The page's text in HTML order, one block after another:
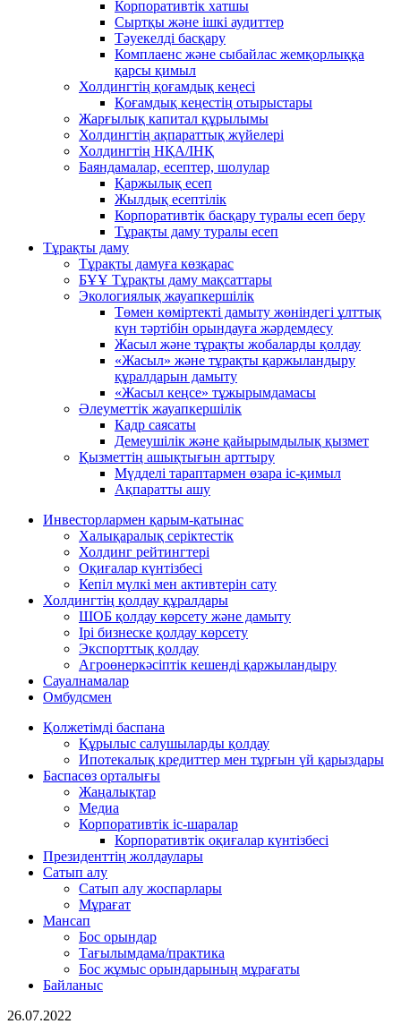
Корпоративтік хатшы
Сыртқы және ішкі аудиттер
Тәуекелді басқару
Комплаенс және сыбайлас жемқорлыққа
қарсы қимыл
Холдингтің қоғамдық кеңесі
Қоғамдық кеңестің отырыстары
Жарғылық капитал құрылымы
Холдингтің ақпараттық жүйелері
Холдингтің НҚА/ІНҚ
Баяндамалар, есептер, шолулар
Қаржылық есеп
Жылдық есептілік
Корпоративтік басқару туралы есеп беру
Тұрақты даму туралы есеп
Тұрақты даму
Тұрақты дамуға көзқарас
БҰҰ Тұрақты даму мақсаттары
Экологиялық жауапкершілік
Төмен көміртекті дамыту жөніндегі ұлттық
күн тәртібін орындауға жәрдемдесу
Жасыл және тұрақты жобаларды қолдау
«Жасыл» және тұрақты қаржыландыру
құралдарын дамыту
«Жасыл кеңсе» тұжырымдамасы
Әлеуметтік жауапкершілік
Кадр саясаты
Демеушілік және қайырымдылық қызмет
Қызметтің ашықтығын арттыру
Мүдделі тараптармен өзара іс-қимыл
Ақпаратты ашу
Инвесторлармен қарым-қатынас
Халықаралық серіктестік
Холдинг рейтингтері
Оқиғалар күнтізбесі
Кепіл мүлкі мен активтерін сату
Холдингтің қолдау құралдары
ШОБ қолдау көрсету және дамыту
Ірі бизнеске қолдау көрсету
Экспорттық қолдау
Агроөнеркәсіптік кешенді қаржыландыру
Сауалнамалар
Омбудсмен
Қолжетімді баспана
Құрылыс салушыларды қолдау
Ипотекалық кредиттер мен тұрғын үй қарыздары
Баспасөз орталығы
Жаңалықтар
Медиа
Корпоративтік іс-шаралар
Корпоративтік оқиғалар күнтізбесі
Президенттің жолдаулары
Сатып алу
Сатып алу жоспарлары
Мұрағат
Мансап
Бос орындар
Тағылымдама/практика
Бос жұмыс орындарының мұрағаты
Байланыс
26.07.2022